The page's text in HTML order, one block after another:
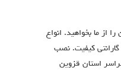
از ما بخواهید. انواع
کیفیت. نصب
استان قزوین